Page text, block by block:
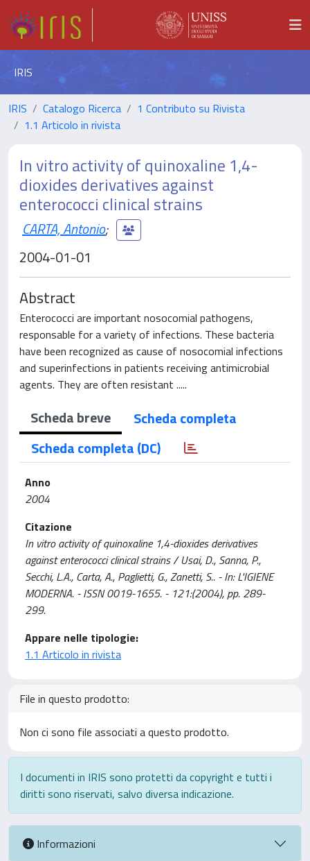
IRIS
IRIS Catalogo Ricerca
1 Contributo su Rivista
1.1 Articolo in rivista
In vitro activity of quinoxaline 1,4-
dioxides derivatives against
enterococci clinical strains
CARTA, Antonio;
2004-01-01
Abstract
Enterococci are important nosocomial pathogens,
responsable for a variety of infections. These bacteria
have been recognized as cause of nosocomial infections
and superinfections in patients receiving antimicrobial
agents. They are often resistant .....
Scheda breve
Scheda completa
Scheda completa (DC)
Anno
2004
Citazione
In vitro activity of quinoxaline 1,4-dioxides derivatives
against enterococci clinical strains / Usai, D., Sanna, P.,
Secchi, L.A., Carta, A., Paglietti, G., Zanetti, S.. - In: L'IGIENE
MODERNA. - ISSN 0019-1655. - 121:(2004), pp. 289-
299.
Appare nelle tipologie:
1.1 Articolo in rivista
File in questo prodotto:
Non ci sono file associati a questo prodotto.
I documenti in IRIS sono protetti da copyright e tutti i
diritti sono riservati, salvo diversa indicazione.
Informazioni